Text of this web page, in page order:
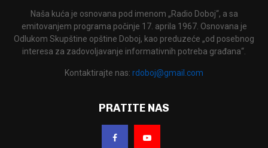
Naša kuća je osnovana pod imenom „Radio Doboj“, a sa
emitovanjem programa počinje 17. aprila 1967. Osnovana je
Odlukom Skupštine opštine Doboj, kao preduzeće „od posebnog
interesa za zadovoljavanje informativnih potreba građana“.
Kontaktirajte nas: rdoboj@gmail.com
PRATITE NAS